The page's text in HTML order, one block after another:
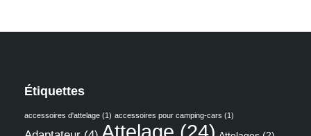
Étiquettes
accessoires d'attelage (1) accessoires pour camping-cars (1)
Attelage (24)